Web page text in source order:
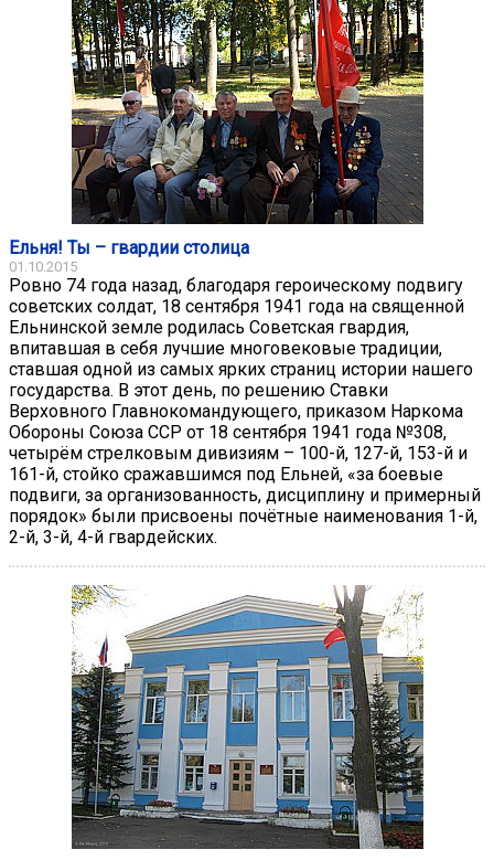
Ельня! Ты – гвардии столица
01.10.2015
Ровно 74 года назад, благодаря героическому подвигу
советских солдат, 18 сентября 1941 года на священной
Ельнинской земле родилась Советская гвардия,
впитавшая в себя лучшие многовековые традиции,
ставшая одной из самых ярких страниц истории нашего
государства. В этот день, по решению Ставки
Верховного Главнокомандующего, приказом Наркома
Обороны Союза ССР от 18 сентября 1941 года №308,
четырём стрелковым дивизиям – 100-й, 127-й, 153-й и
161-й, стойко сражавшимся под Ельней, «за боевые
подвиги, за организованность, дисциплину и примерный
порядок» были присвоены почётные наименования 1-й,
2-й, 3-й, 4-й гвардейских.